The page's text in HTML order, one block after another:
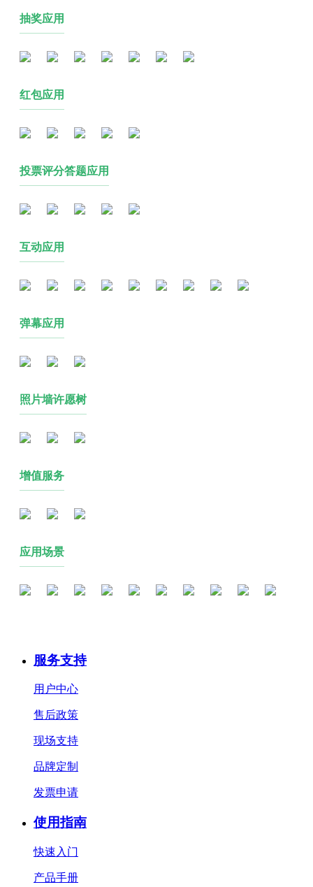
抽奖应用
红包应用
投票评分答题应用
互动应用
弹幕应用
照片墙许愿树
增值服务
应用场景
服务支持
用户中心
售后政策
现场支持
品牌定制
发票申请
使用指南
快速入门
产品手册